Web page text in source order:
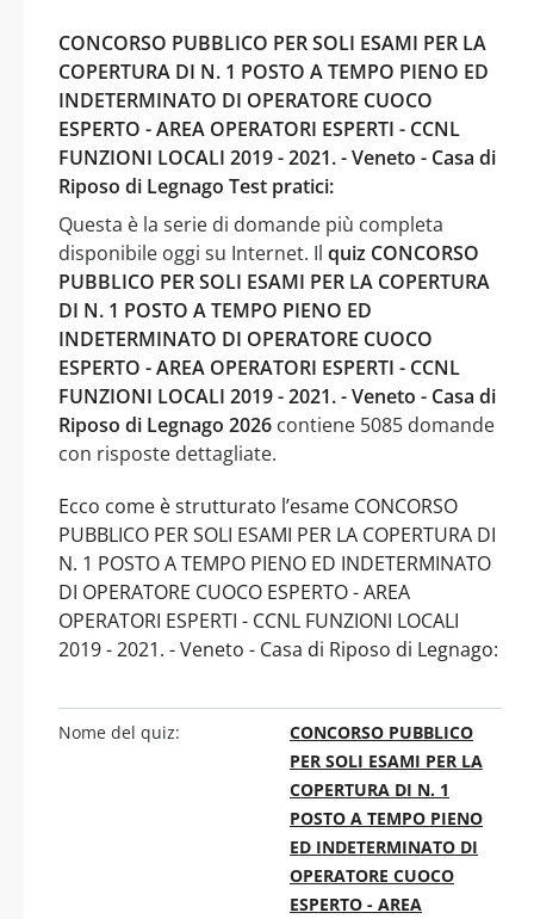
CONCORSO PUBBLICO PER SOLI ESAMI PER LA
COPERTURA DI N. 1 POSTO A TEMPO PIENO ED
INDETERMINATO DI OPERATORE CUOCO
ESPERTO - AREA OPERATORI ESPERTI - CCNL
FUNZIONI LOCALI 2019 - 2021. - Veneto - Casa di
Riposo di Legnago Test pratici:
Questa è la serie di domande più completa
disponibile oggi su Internet. Il quiz CONCORSO
PUBBLICO PER SOLI ESAMI PER LA COPERTURA
DI N. 1 POSTO A TEMPO PIENO ED
INDETERMINATO DI OPERATORE CUOCO
ESPERTO - AREA OPERATORI ESPERTI - CCNL
FUNZIONI LOCALI 2019 - 2021. - Veneto - Casa di
Riposo di Legnago 2026 contiene 5085 domande
con risposte dettagliate.
Ecco come è strutturato l’esame CONCORSO
PUBBLICO PER SOLI ESAMI PER LA COPERTURA DI
N. 1 POSTO A TEMPO PIENO ED INDETERMINATO
DI OPERATORE CUOCO ESPERTO - AREA
OPERATORI ESPERTI - CCNL FUNZIONI LOCALI
2019 - 2021. - Veneto - Casa di Riposo di Legnago:
Nome del quiz:
CONCORSO PUBBLICO
PER SOLI ESAMI PER LA
COPERTURA DI N. 1
POSTO A TEMPO PIENO
ED INDETERMINATO DI
OPERATORE CUOCO
ESPERTO - AREA